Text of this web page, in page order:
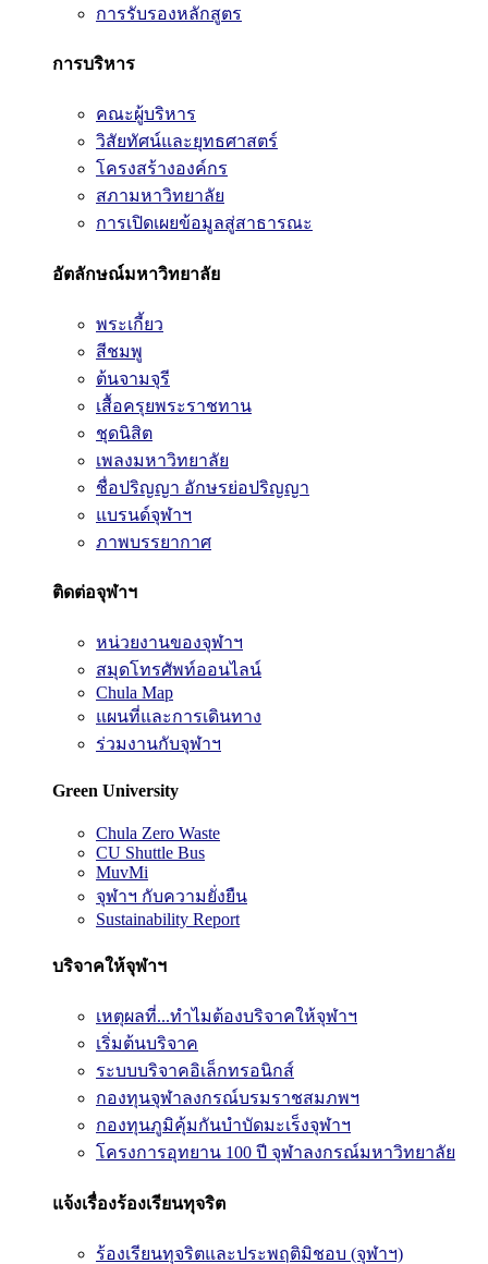
การรับรองหลักสูตร
การบริหาร
คณะผู้บริหาร
วิสัยทัศน์และยุทธศาสตร์
โครงสร้างองค์กร
สภามหาวิทยาลัย
การเปิดเผยข้อมูลสู่สาธารณะ
อัตลักษณ์มหาวิทยาลัย
พระเกี้ยว
สีชมพู
ต้นจามจุรี
เสื้อครุยพระราชทาน
ชุดนิสิต
เพลงมหาวิทยาลัย
ชื่อปริญญา อักษรย่อปริญญา
แบรนด์จุฬาฯ
ภาพบรรยากาศ
ติดต่อจุฬาฯ
หน่วยงานของจุฬาฯ
สมุดโทรศัพท์ออนไลน์
Chula Map
แผนที่และการเดินทาง
ร่วมงานกับจุฬาฯ
Green University
Chula Zero Waste
CU Shuttle Bus
MuvMi
จุฬาฯ กับความยั่งยืน
Sustainability Report
บริจาคให้จุฬาฯ
เหตุผลที่...ทำไมต้องบริจาคให้จุฬาฯ
เริ่มต้นบริจาค
ระบบบริจาคอิเล็กทรอนิกส์
กองทุนจุฬาลงกรณ์บรมราชสมภพฯ
กองทุนภูมิคุ้มกันบำบัดมะเร็งจุฬาฯ
โครงการอุทยาน 100 ปี จุฬาลงกรณ์มหาวิทยาลัย
แจ้งเรื่องร้องเรียนทุจริต
ร้องเรียนทุจริตและประพฤติมิชอบ (จุฬาฯ)